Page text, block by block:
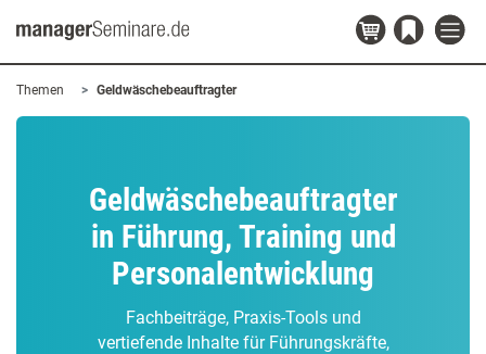
Themen Geldwäschebeauftragter
Geldwäschebeauftragter
in Führung, Training und
Personalentwicklung
Fachbeiträge, Praxis-Tools und
vertiefende Inhalte für Führungskräfte,